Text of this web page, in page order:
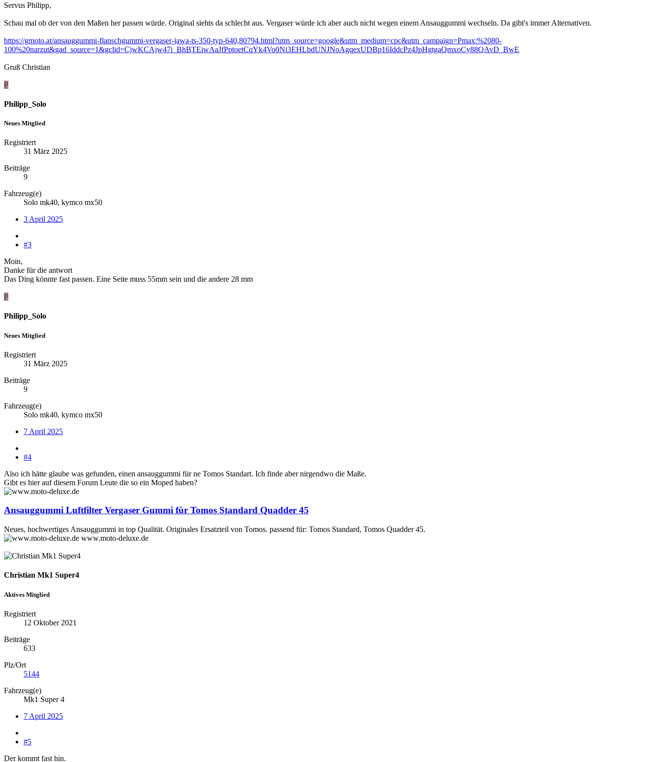
Servus Philipp,
Schau mal ob der von den Maßen her passen würde. Original siehts da schlecht aus. Vergaser würde ich aber auch nicht wegen einem Ansauggummi wechseln. Da gibt's immer Alternativen.
https://gmoto.at/ansauggummi-flanschgummi-vergaser-jawa-ts-350-typ-640,80794.html?utm_source=google&utm_medium=cpc&utm_campaign=Pmax:%2080-
100%20narzut&gad_source=1&gclid=CjwKCAjw47i_BhBTEiwAaJfPptoetCqYk4Vo0Ni3EHLbdUNJNoAgqexUDBp16IddcPz4JpHgtgaQmxoCy88QAvD_BwE
Gruß Christian
P
Philipp_Solo
Neues Mitglied
Registriert
31 März 2025
Beiträge
9
Fahrzeug(e)
Solo mk40, kymco mx50
3 April 2025
#3
Moin,
Danke für die antwort
Das Ding könnte fast passen. Eine Seite muss 55mm sein und die andere 28 mm
P
Philipp_Solo
Neues Mitglied
Registriert
31 März 2025
Beiträge
9
Fahrzeug(e)
Solo mk40, kymco mx50
7 April 2025
#4
Also ich hätte glaube was gefunden, einen ansauggummi für ne Tomos Standart. Ich finde aber nirgendwo die Maße.
Gibt es hier auf diesem Forum Leute die so ein Moped haben?
Ansauggummi Luftfilter Vergaser Gummi für Tomos Standard Quadder 45
Neues, hochwertiges Ansauggummi in top Qualität. Originales Ersatzteil von Tomos. passend für: Tomos Standard, Tomos Quadder 45.
www.moto-deluxe.de
Christian Mk1 Super4
Aktives Mitglied
Registriert
12 Oktober 2021
Beiträge
633
Plz/Ort
5144
Fahrzeug(e)
Mk1 Super 4
7 April 2025
#5
Der kommt fast hin.